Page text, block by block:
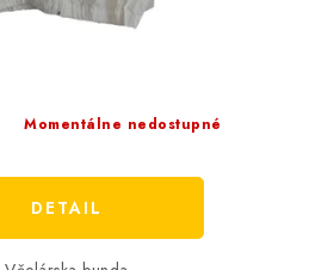
Momentálne nedostupné
DETAIL